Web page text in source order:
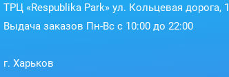
ТРЦ «Respublika Park» ул. Кольцевая дорога, 1
Выдача заказов Пн-Вс с 10:00 до 22:00
г. Харьков